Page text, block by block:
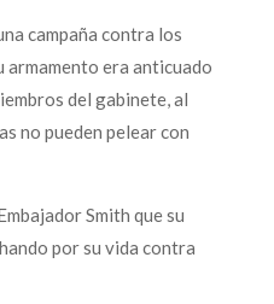
campaña contra los
armamento era anticuado
del gabinete, al
no pueden pelear con
Smith que su
por su vida contra